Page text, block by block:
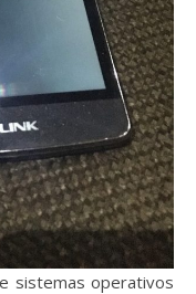
sistemas operativos